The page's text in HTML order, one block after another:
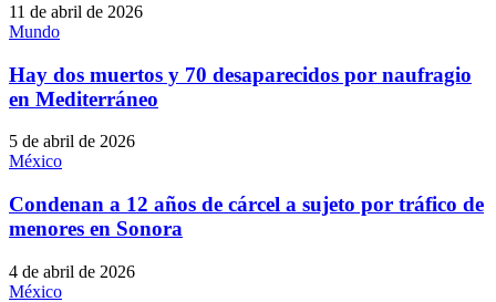
11 de abril de 2026
Mundo
Hay dos muertos y 70 desaparecidos por naufragio
en Mediterráneo
5 de abril de 2026
México
Condenan a 12 años de cárcel a sujeto por tráfico de
menores en Sonora
4 de abril de 2026
México